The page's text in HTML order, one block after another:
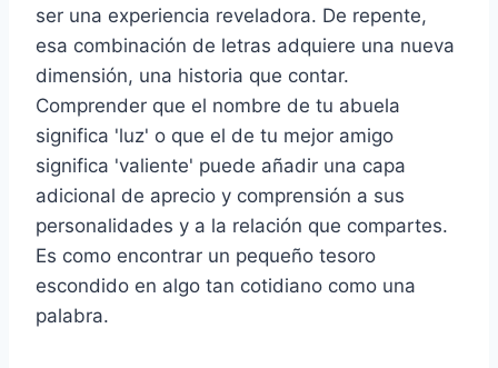
ser una experiencia reveladora. De repente,
esa combinación de letras adquiere una nueva
dimensión, una historia que contar.
Comprender que el nombre de tu abuela
significa 'luz' o que el de tu mejor amigo
significa 'valiente' puede añadir una capa
adicional de aprecio y comprensión a sus
personalidades y a la relación que compartes.
Es como encontrar un pequeño tesoro
escondido en algo tan cotidiano como una
palabra.